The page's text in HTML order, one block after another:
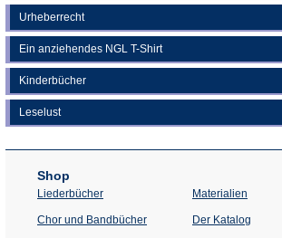
Urheberrecht
Ein anziehendes NGL T-Shirt
Kinderbücher
Leselust
Shop
Liederbücher
Chor und Bandbücher
Materialien
Der Katalog